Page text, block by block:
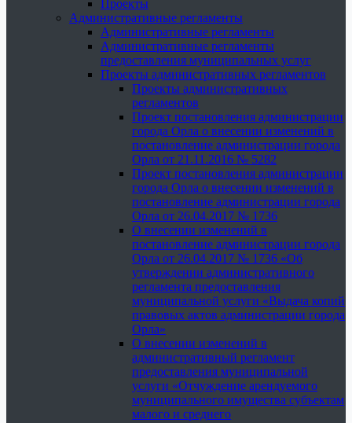
Проекты
Административные регламенты
Административные регламенты
Административные регламенты
предоставления муниципальных услуг
Проекты административных регламентов
Проекты административных
регламентов
Проект постановления администрации
города Орла о внесении изменений в
постановление администрации города
Орла от 21.11.2016 № 5282
Проект постановления администрации
города Орла о внесении изменений в
постановление администрации города
Орла от 26.04.2017 № 1736
О внесении изменений в
постановление администрации города
Орла от 26.04.2017 № 1736 «Об
утверждении административного
регламента предоставления
муниципальной услуги «Выдача копий
правовых актов администрации города
Орла»
О внесении изменений в
административный регламент
предоставления муниципальной
услуги «Отчуждение арендуемого
муниципального имущества субъектам
малого и среднего